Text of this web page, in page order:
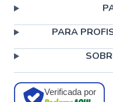
PARA
Verificada por